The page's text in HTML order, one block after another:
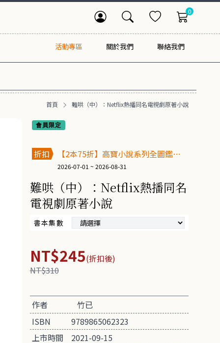
0
活動專區 關於我們 聯絡我們
首頁 難哄（中）：Netflix熱播同名電視劇原著小說
會員限定
折扣
【2本75折】高寶小說系列全圖鑑書
展
2026-07-01 ~ 2026-08-31
難哄（中）：Netflix熱播同名
電視劇原著小說
書本集數
NT$245(折扣後)
NT$310
作者
竹已
ISBN
9789865062323
上市時間
2021-09-15